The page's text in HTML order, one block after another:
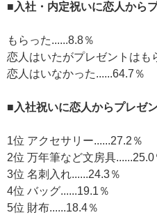
■入社・内定祝いに恋人から
もらった......8.8％
恋人はいたがプレゼントはも
恋人はいなかった......64.7％
■入社祝いに恋人からプレゼ
1位 アクセサリー......27.2％
2位 万年筆など文房具......25.0
3位 名刺入れ......24.3％
4位 バッグ......19.1％
5位 財布......18.4％